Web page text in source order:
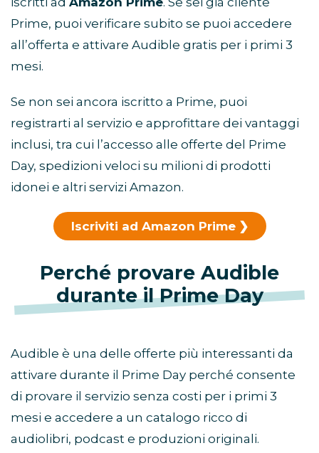
Prime, puoi verificare subito se puoi accedere
all’offerta e attivare Audible gratis per i primi 3
mesi.
Se non sei ancora iscritto a Prime, puoi
registrarti al servizio e approfittare dei vantaggi
inclusi, tra cui l’accesso alle offerte del Prime
Day, spedizioni veloci su milioni di prodotti
idonei e altri servizi Amazon.
Iscriviti ad Amazon Prime
Perché provare Audible
durante il Prime Day
Audible è una delle offerte più interessanti da
attivare durante il Prime Day perché consente
di provare il servizio senza costi per i primi 3
mesi e accedere a un catalogo ricco di
audiolibri, podcast e produzioni originali.